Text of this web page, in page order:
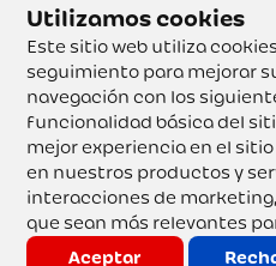
Este sitio web utiliza
seguimiento para mejorar
navegación con los
funcionalidad básica del
mejor experiencia en el sitio
en nuestros productos y
interacciones de marketing,
que sean más relevantes
Aceptar
Supertiendas y Drogería
Dirección de notificación:
Teléfono:
Copyright o Actualización